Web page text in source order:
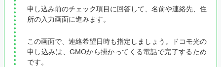
申し込み前のチェック項目に回答して、名前や連絡先、住
所の入力画面に進みます。
この画面で、連絡希望日時も指定しましょう。ドコモ光の
申し込みは、GMOから掛かってくる電話で完了するため
です。